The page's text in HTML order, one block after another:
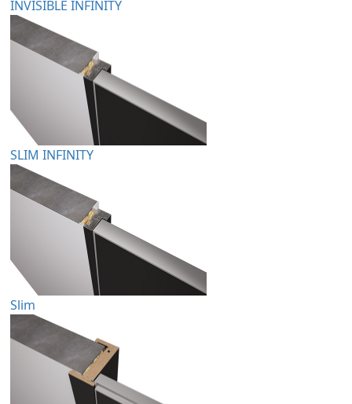
INVISIBLE INFINITY
SLIM INFINITY
Slim